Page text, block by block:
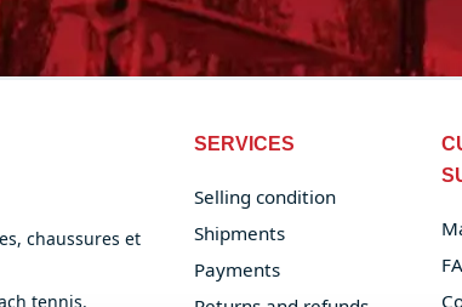
chaussures et
tennis.
SERVICES
Selling condition
Shipments
Payments